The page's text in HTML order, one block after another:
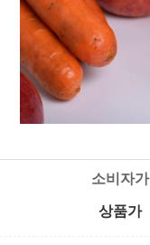
소비자가
상품가